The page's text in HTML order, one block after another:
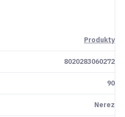
Produkty
8020283060272
90
Nerez